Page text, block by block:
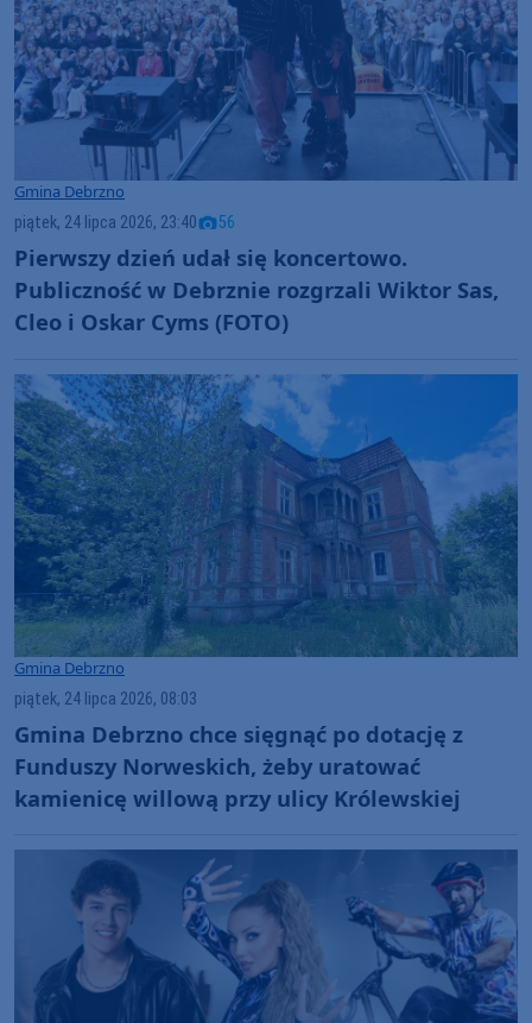
Gmina Debrzno
piątek, 24 lipca 2026, 23:40 56
Pierwszy dzień udał się koncertowo.
Publiczność w Debrznie rozgrzali Wiktor Sas,
Cleo i Oskar Cyms (FOTO)
Gmina Debrzno
piątek, 24 lipca 2026, 08:03
Gmina Debrzno chce sięgnąć po dotację z
Funduszy Norweskich, żeby uratować
kamienicę willową przy ulicy Królewskiej